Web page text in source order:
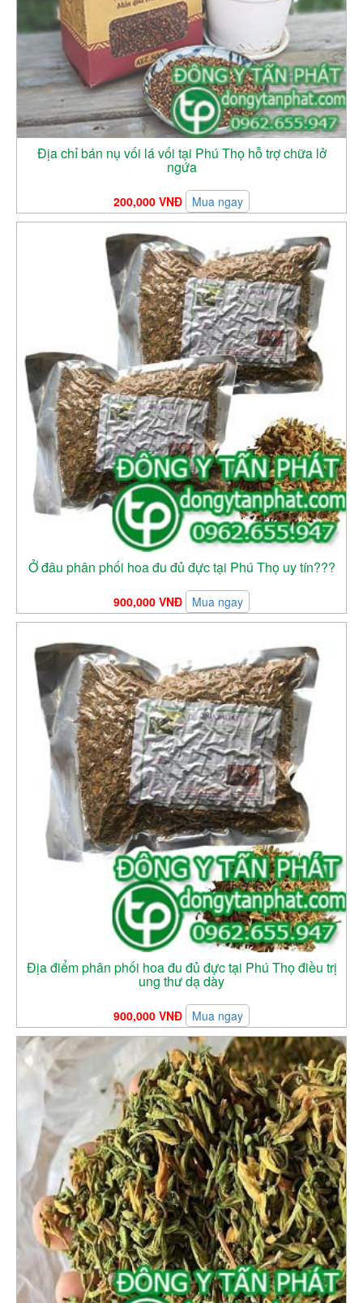
Địa chỉ bán nụ vối lá vối tại Phú Thọ hỗ trợ chữa lở
ngứa
200,000 VNĐ Mua ngay
Ở đâu phân phối hoa đu đủ đực tại Phú Thọ uy tín???
900,000 VNĐ Mua ngay
Địa điểm phân phối hoa đu đủ đực tại Phú Thọ điều trị
ung thư dạ dày
900,000 VNĐ Mua ngay